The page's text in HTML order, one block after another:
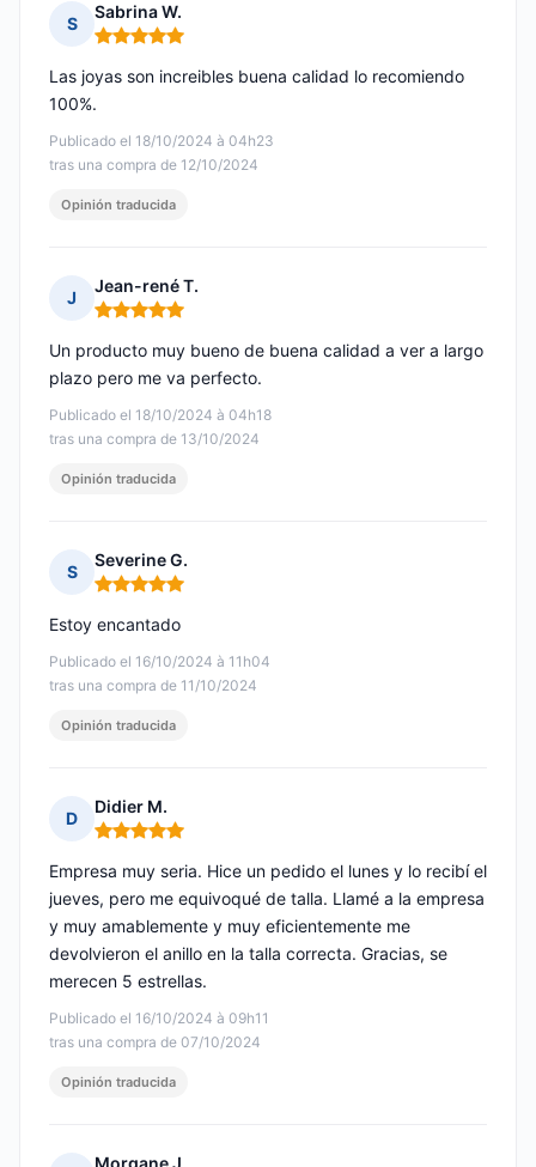
S
Sabrina W.
Nota: 5 de 5
Publicado el 18/10/2024 à 04h23
tras una compra de 12/10/2024
Las joyas son increibles buena calidad lo recomiendo
100%.
Opinión traducida
J
Jean-rené T.
Nota: 5 de 5
Publicado el 18/10/2024 à 04h18
tras una compra de 13/10/2024
Un producto muy bueno de buena calidad a ver a largo
plazo pero me va perfecto.
Opinión traducida
S
Severine G.
Nota: 5 de 5
Publicado el 16/10/2024 à 11h04
tras una compra de 11/10/2024
Estoy encantado
Opinión traducida
D
Didier M.
Nota: 5 de 5
Publicado el 16/10/2024 à 09h11
tras una compra de 07/10/2024
Empresa muy seria. Hice un pedido el lunes y lo recibí el
jueves, pero me equivoqué de talla. Llamé a la empresa
y muy amablemente y muy eficientemente me
devolvieron el anillo en la talla correcta. Gracias, se
merecen 5 estrellas.
Opinión traducida